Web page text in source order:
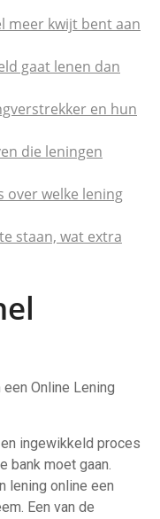
meer kwijt bent aan
gaat lenen dan
en hun
die leningen
over welke lening
staan, wat extra
Online Lening
ingewikkeld proces
bank moet gaan.
lening online een
Een van de